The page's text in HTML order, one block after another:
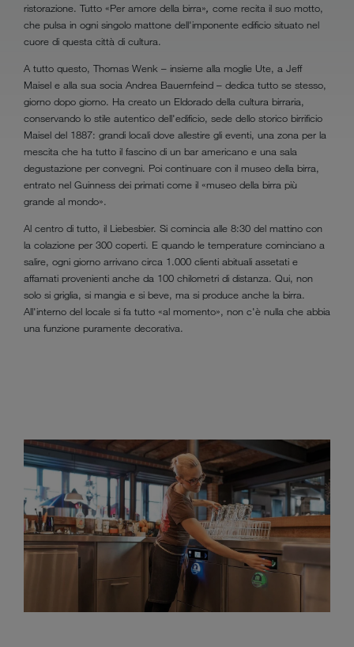
ristorazione. Tutto «Per amore della birra», come recita il suo motto,
che pulsa in ogni singolo mattone dell'imponente edificio situato nel
cuore di questa città di cultura.
A tutto questo, Thomas Wenk – insieme alla moglie Ute, a Jeff
Maisel e alla sua socia Andrea Bauernfeind – dedica tutto se stesso,
giorno dopo giorno. Ha creato un Eldorado della cultura birraria,
conservando lo stile autentico dell'edificio, sede dello storico birrificio
Maisel del 1887: grandi locali dove allestire gli eventi, una zona per la
mescita che ha tutto il fascino di un bar americano e una sala
degustazione per convegni. Poi continuare con il museo della birra,
entrato nel Guinness dei primati come il «museo della birra più
grande al mondo».
Al centro di tutto, il Liebesbier. Si comincia alle 8:30 del mattino con
la colazione per 300 coperti. E quando le temperature cominciano a
salire, ogni giorno arrivano circa 1.000 clienti abituali assetati e
affamati provenienti anche da 100 chilometri di distanza. Qui, non
solo si griglia, si mangia e si beve, ma si produce anche la birra.
All'interno del locale si fa tutto «al momento», non c'è nulla che abbia
una funzione puramente decorativa.